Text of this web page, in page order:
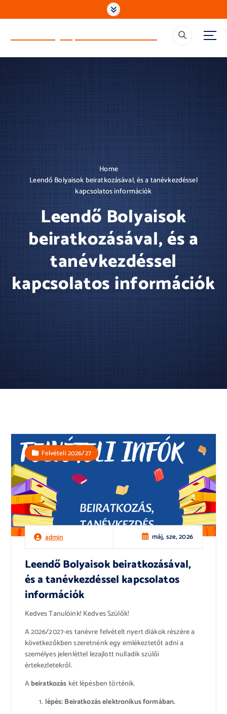
k
o
Ócsai Bolyai János Gimnázium
Home
Leendő Bolyaisok beiratkozásával, és a tanévkezdéssel
kapcsolatos információk
Leendő Bolyaisok
beiratkozásával, és a
tanévkezdéssel
kapcsolatos információk
admin máj, sze, 2026
Felvételi 2026/27
Leendő Bolyaisok beiratkozásával,
és a tanévkezdéssel kapcsolatos
információk
Kedves Tanulóink! Kedves Szülők!
A 2026/2027-es tanévre felvételt nyert diákok részére a
következőkben szeretnénk egy emlékeztetőt adni a
személyes jelenléttel lezajlott nulladik szülői
értekezletekről.
Abeiratkozás két lépésben történik.
lépés: Beiratkozás elektronikus formában.